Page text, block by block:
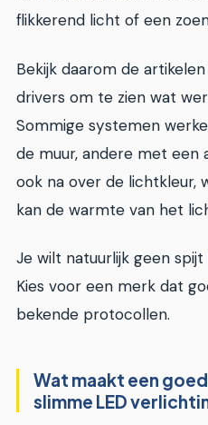
flikkerend licht of een
Bekijk daarom de
drivers om te zien wat
Sommige systemen
de muur, andere met een
ook na over de lichtkleur,
kan de warmte van het
Je wilt natuurlijk geen spijt
Kies voor een merk dat
bekende protocollen.
Wat maakt een
slimme LED